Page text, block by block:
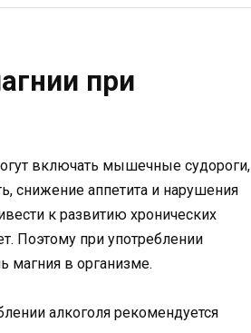
при
включать мышечные судороги,
снижение аппетита и нарушения
к развитию хронических
Поэтому при употреблении
магния в организме.
алкоголя рекомендуется